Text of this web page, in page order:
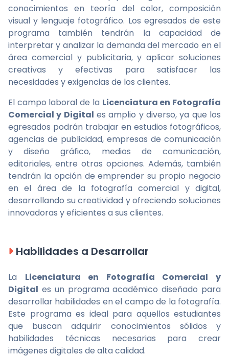
conocimientos en teoría del color, composición
visual y lenguaje fotográfico. Los egresados de este
programa también tendrán la capacidad de
interpretar y analizar la demanda del mercado en el
área comercial y publicitaria, y aplicar soluciones
creativas y efectivas para satisfacer las
necesidades y exigencias de los clientes.
El campo laboral de la Licenciatura en Fotografía
Comercial y Digital es amplio y diverso, ya que los
egresados podrán trabajar en estudios fotográficos,
agencias de publicidad, empresas de comunicación
y diseño gráfico, medios de comunicación,
editoriales, entre otras opciones. Además, también
tendrán la opción de emprender su propio negocio
en el área de la fotografía comercial y digital,
desarrollando su creatividad y ofreciendo soluciones
innovadoras y eficientes a sus clientes.
Habilidades a Desarrollar
La Licenciatura en Fotografía Comercial y
Digital es un programa académico diseñado para
desarrollar habilidades en el campo de la fotografía.
Este programa es ideal para aquellos estudiantes
que buscan adquirir conocimientos sólidos y
habilidades técnicas necesarias para crear
imágenes digitales de alta calidad.